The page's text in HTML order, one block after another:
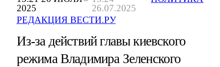
2025
26.07.2025
РЕДАКЦИЯ ВЕСТИ.РУ
Из-за действий главы киевского
режима Владимира Зеленского